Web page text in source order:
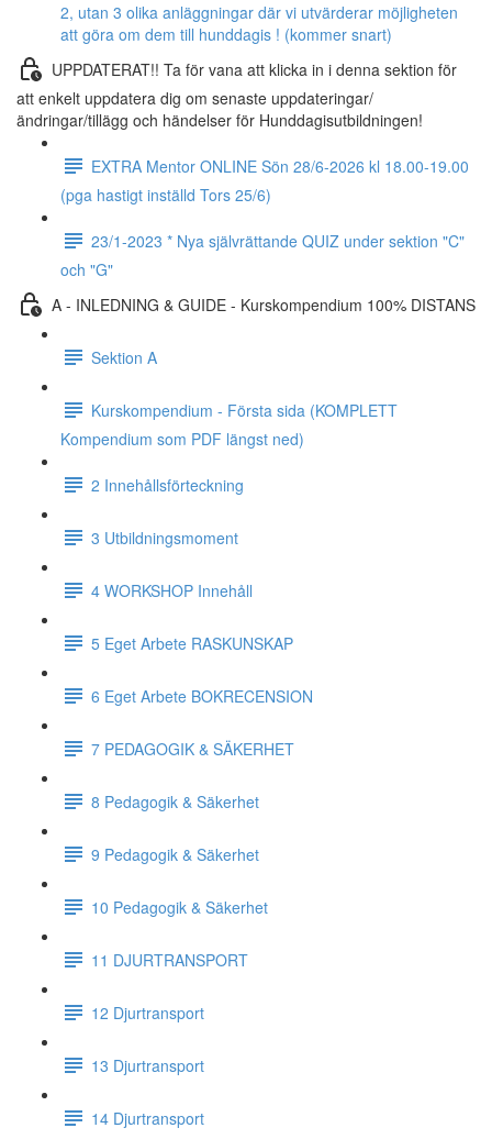
2, utan 3 olika anläggningar där vi utvärderar möjligheten
att göra om dem till hunddagis ! (kommer snart)
UPPDATERAT!! Ta för vana att klicka in i denna sektion för
att enkelt uppdatera dig om senaste uppdateringar/
ändringar/tillägg och händelser för Hunddagisutbildningen!
EXTRA Mentor ONLINE Sön 28/6-2026 kl 18.00-19.00
(pga hastigt inställd Tors 25/6)
23/1-2023 * Nya självrättande QUIZ under sektion "C"
och "G"
A - INLEDNING & GUIDE - Kurskompendium 100% DISTANS
Sektion A
Kurskompendium - Första sida (KOMPLETT
Kompendium som PDF längst ned)
2 Innehållsförteckning
3 Utbildningsmoment
4 WORKSHOP Innehåll
5 Eget Arbete RASKUNSKAP
6 Eget Arbete BOKRECENSION
7 PEDAGOGIK & SÄKERHET
8 Pedagogik & Säkerhet
9 Pedagogik & Säkerhet
10 Pedagogik & Säkerhet
11 DJURTRANSPORT
12 Djurtransport
13 Djurtransport
14 Djurtransport